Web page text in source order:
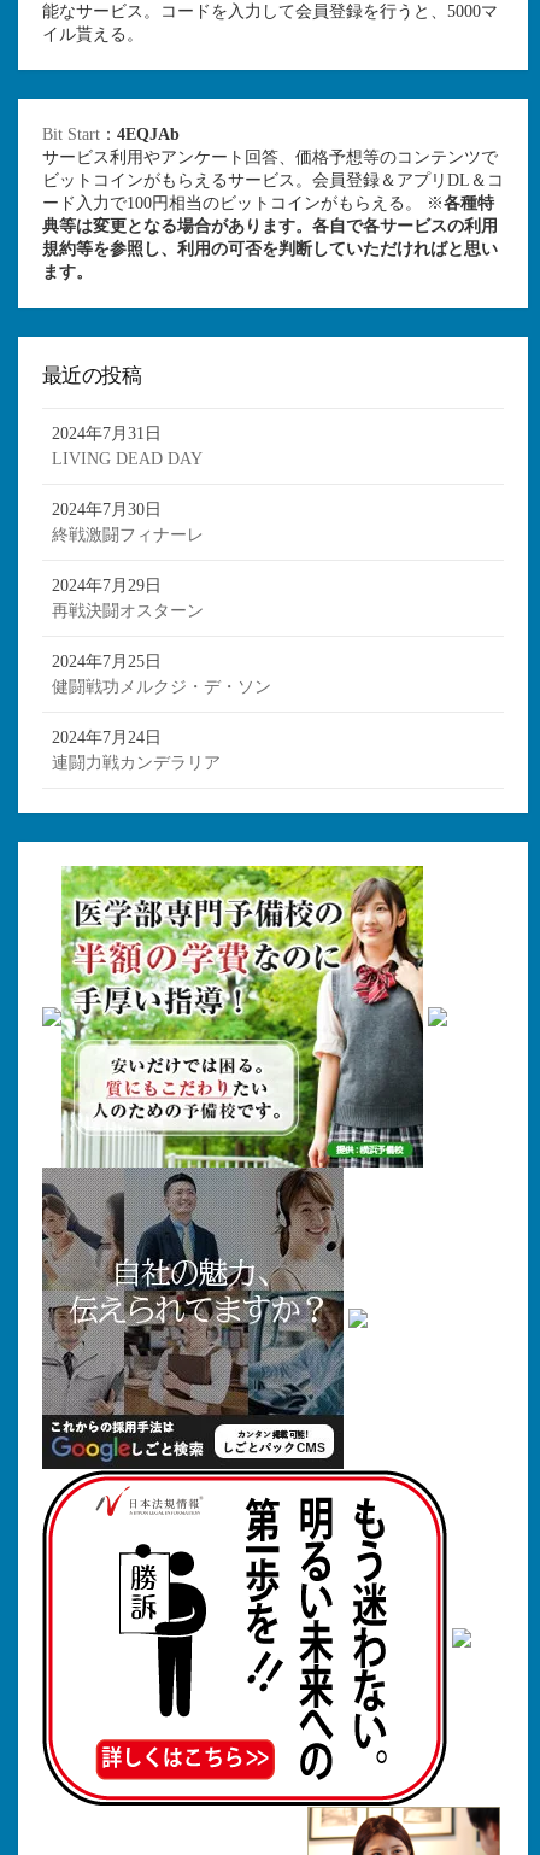
能なサービス。コードを入力して会員登録を行うと、5000マ
イル貰える。
Bit Start ： 4EQJAb
サービス利用やアンケート回答、価格予想等のコンテンツで
ビットコインがもらえるサービス。会員登録＆アプリDL＆コ
ード入力で100円相当のビットコインがもらえる。 ※各種特
典等は変更となる場合があります。各自で各サービスの利用
規約等を参照し、利用の可否を判断していただければと思い
ます。
最近の投稿
2024年7月31日
LIVING DEAD DAY
2024年7月30日
終戦激闘フィナーレ
2024年7月29日
再戦決闘オスターン
2024年7月25日
健闘戦功メルクジ・デ・ソン
2024年7月24日
連闘力戦カンデラリア